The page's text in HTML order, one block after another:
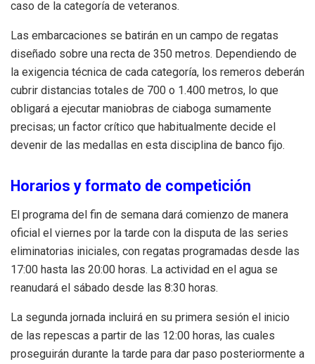
caso de la categoría de veteranos.
Las embarcaciones se batirán en un campo de regatas
diseñado sobre una recta de 350 metros. Dependiendo de
la exigencia técnica de cada categoría, los remeros deberán
cubrir distancias totales de 700 o 1.400 metros, lo que
obligará a ejecutar maniobras de ciaboga sumamente
precisas; un factor crítico que habitualmente decide el
devenir de las medallas en esta disciplina de banco fijo.
Horarios y formato de competición
El programa del fin de semana dará comienzo de manera
oficial el viernes por la tarde con la disputa de las series
eliminatorias iniciales, con regatas programadas desde las
17:00 hasta las 20:00 horas. La actividad en el agua se
reanudará el sábado desde las 8:30 horas.
La segunda jornada incluirá en su primera sesión el inicio
de las repescas a partir de las 12:00 horas, las cuales
proseguirán durante la tarde para dar paso posteriormente a